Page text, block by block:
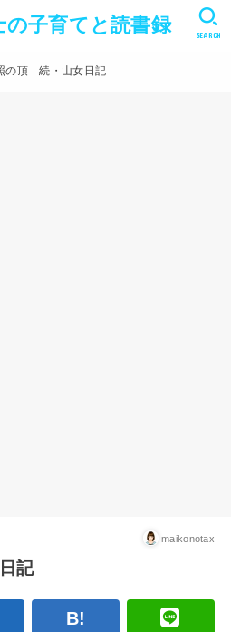
の子育てと読書録 SEARCH
の頂 続・山女日記
maikonotax
記